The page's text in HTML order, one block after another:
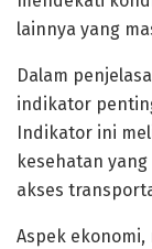
lainnya yang
Dalam
indikator
Indikator ini
kesehatan
akses
Aspek